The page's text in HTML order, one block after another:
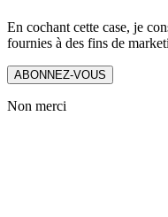
En cochant cette case, je
fournies à des fins de
ABONNEZ-VOUS
Non merci